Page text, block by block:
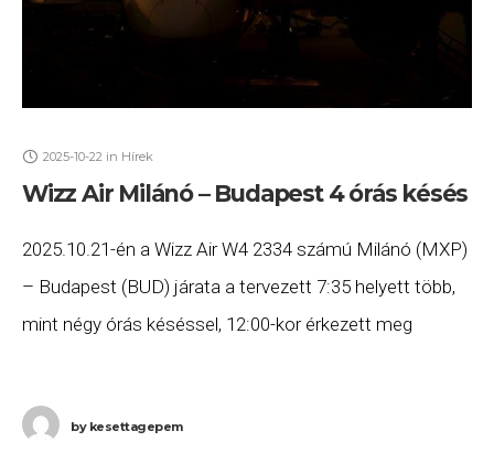
2025-10-22 in Hírek
Wizz Air Milánó – Budapest 4 órás késés
2025.10.21-én a Wizz Air W4 2334 számú Milánó (MXP)
– Budapest (BUD) járata a tervezett 7:35 helyett több,
mint négy órás késéssel, 12:00-kor érkezett meg
bykesettagepem